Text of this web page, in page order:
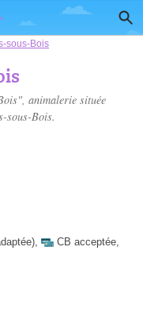
sous-Bois
animalerie située
sous-Bois.
, CB acceptée,